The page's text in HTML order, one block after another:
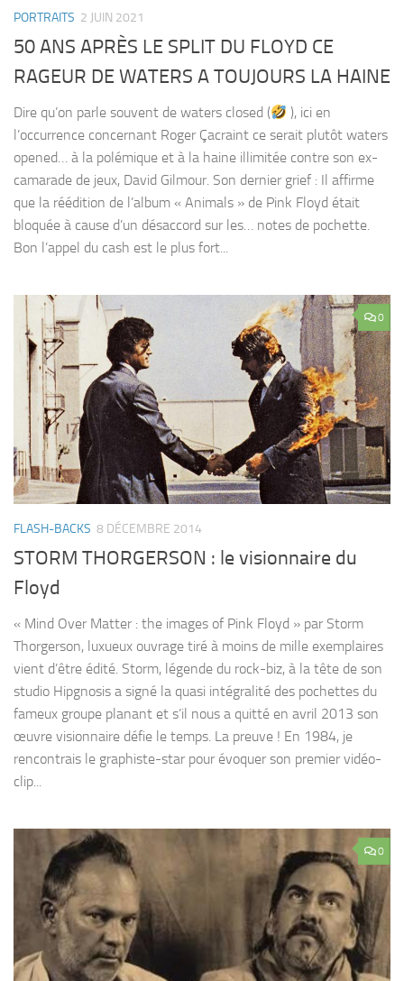
PORTRAITS 2 JUIN 2021
50 ANS APRÈS LE SPLIT DU FLOYD CE
RAGEUR DE WATERS A TOUJOURS LA HAINE
Dire qu’on parle souvent de waters closed (
), ici en
l’occurrence concernant Roger Çacraint ce serait plutôt waters
opened… à la polémique et à la haine illimitée contre son ex-
camarade de jeux, David Gilmour. Son dernier grief : Il affirme
que la réédition de l’album « Animals » de Pink Floyd était
bloquée à cause d’un désaccord sur les… notes de pochette.
Bon l’appel du cash est le plus fort...
0
FLASH-BACKS 8 DÉCEMBRE 2014
STORM THORGERSON : le visionnaire du
Floyd
« Mind Over Matter : the images of Pink Floyd » par Storm
Thorgerson, luxueux ouvrage tiré à moins de mille exemplaires
vient d’être édité. Storm, légende du rock-biz, à la tête de son
studio Hipgnosis a signé la quasi intégralité des pochettes du
fameux groupe planant et s’il nous a quitté en avril 2013 son
œuvre visionnaire défie le temps. La preuve ! En 1984, je
rencontrais le graphiste-star pour évoquer son premier vidéo-
clip...
0